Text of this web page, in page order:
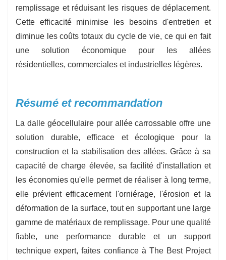
remplissage et réduisant les risques de déplacement.
Cette efficacité minimise les besoins d'entretien et
diminue les coûts totaux du cycle de vie, ce qui en fait
une solution économique pour les allées
résidentielles, commerciales et industrielles légères.
Résumé et recommandation
La dalle géocellulaire pour allée carrossable offre une
solution durable, efficace et écologique pour la
construction et la stabilisation des allées. Grâce à sa
capacité de charge élevée, sa facilité d'installation et
les économies qu'elle permet de réaliser à long terme,
elle prévient efficacement l'orniérage, l'érosion et la
déformation de la surface, tout en supportant une large
gamme de matériaux de remplissage. Pour une qualité
fiable, une performance durable et un support
technique expert, faites confiance à The Best Project